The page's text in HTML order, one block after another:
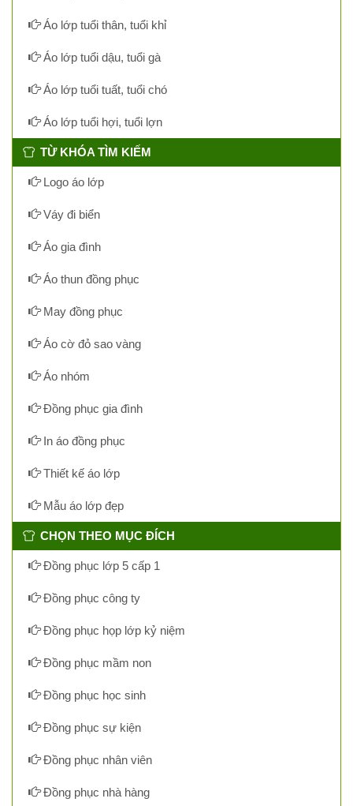
Áo lớp tuổi thân, tuổi khỉ
Áo lớp tuổi dậu, tuổi gà
Áo lớp tuổi tuất, tuổi chó
Áo lớp tuổi hợi, tuổi lợn
TỪ KHÓA TÌM KIẾM
Logo áo lớp
Váy đi biển
Áo gia đình
Áo thun đồng phục
May đồng phục
Áo cờ đỏ sao vàng
Áo nhóm
Đồng phục gia đình
In áo đồng phục
Thiết kế áo lớp
Mẫu áo lớp đẹp
CHỌN THEO MỤC ĐÍCH
Đồng phục lớp 5 cấp 1
Đồng phục công ty
Đồng phục họp lớp kỷ niệm
Đồng phục mầm non
Đồng phục học sinh
Đồng phục sự kiện
Đồng phục nhân viên
Đồng phục nhà hàng